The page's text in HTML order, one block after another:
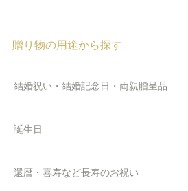
贈り物の用途から探す
結婚祝い・結婚記念日・両親贈呈品
誕生日
還暦・喜寿など長寿のお祝い